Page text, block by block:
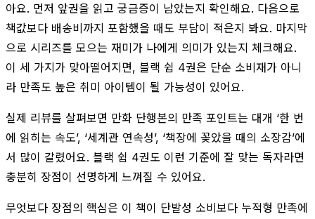
아요. 먼저 앞권을 읽고 궁금증이 남았는지 확인해요. 다음으로
책값보다 배송비까지 포함했을 때도 부담이 적은지 봐요. 마지막
으로 시리즈를 모으는 재미가 나에게 의미가 있는지 체크해요.
이 세 가지가 맞아떨어지면, 블랙 쉽 4권은 단순 소비재가 아니
라 만족도 높은 취미 아이템이 될 가능성이 있어요.
실제 리뷰를 살펴보면 만화 단행본의 만족 포인트는 대개 ‘한 번
에 읽히는 속도’, ‘세계관 연속성’, ‘책장에 꽂았을 때의 소장감’에
서 많이 갈렸어요. 블랙 쉽 4권도 이런 기준에 잘 맞는 독자라면
충분히 장점이 선명하게 느껴질 수 있어요.
무엇보다 장점의 핵심은 이 책이 단발성 소비보다 누적형 만족에